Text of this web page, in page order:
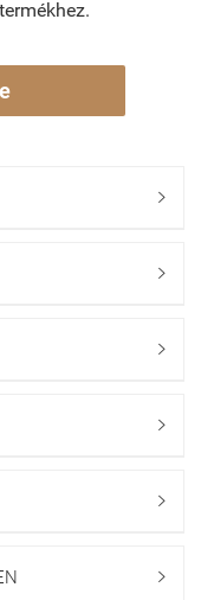





